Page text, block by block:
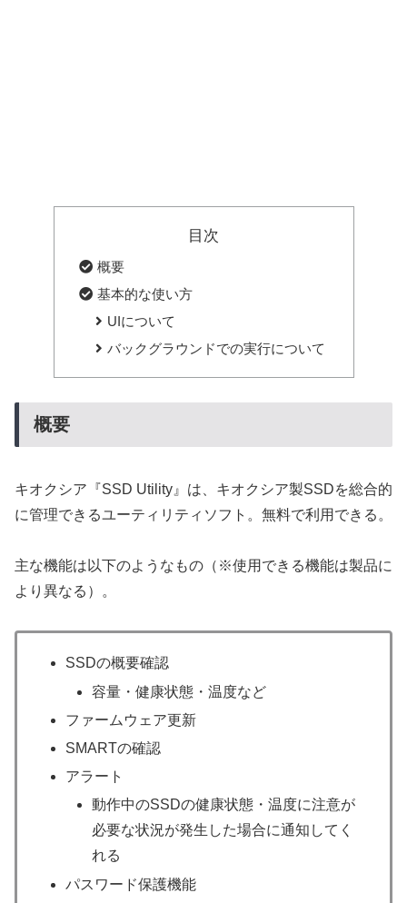
目次
概要
基本的な使い方
UIについて
バックグラウンドでの実行について
概要
キオクシア『SSD Utility』は、キオクシア製SSDを総合的
に管理できるユーティリティソフト。無料で利用できる。
主な機能は以下のようなもの（※使用できる機能は製品に
より異なる）。
SSDの概要確認
容量・健康状態・温度など
ファームウェア更新
SMARTの確認
アラート
動作中のSSDの健康状態・温度に注意が
必要な状況が発生した場合に通知してく
れる
パスワード保護機能